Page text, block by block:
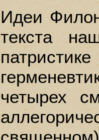
Идеи
текста
четырех